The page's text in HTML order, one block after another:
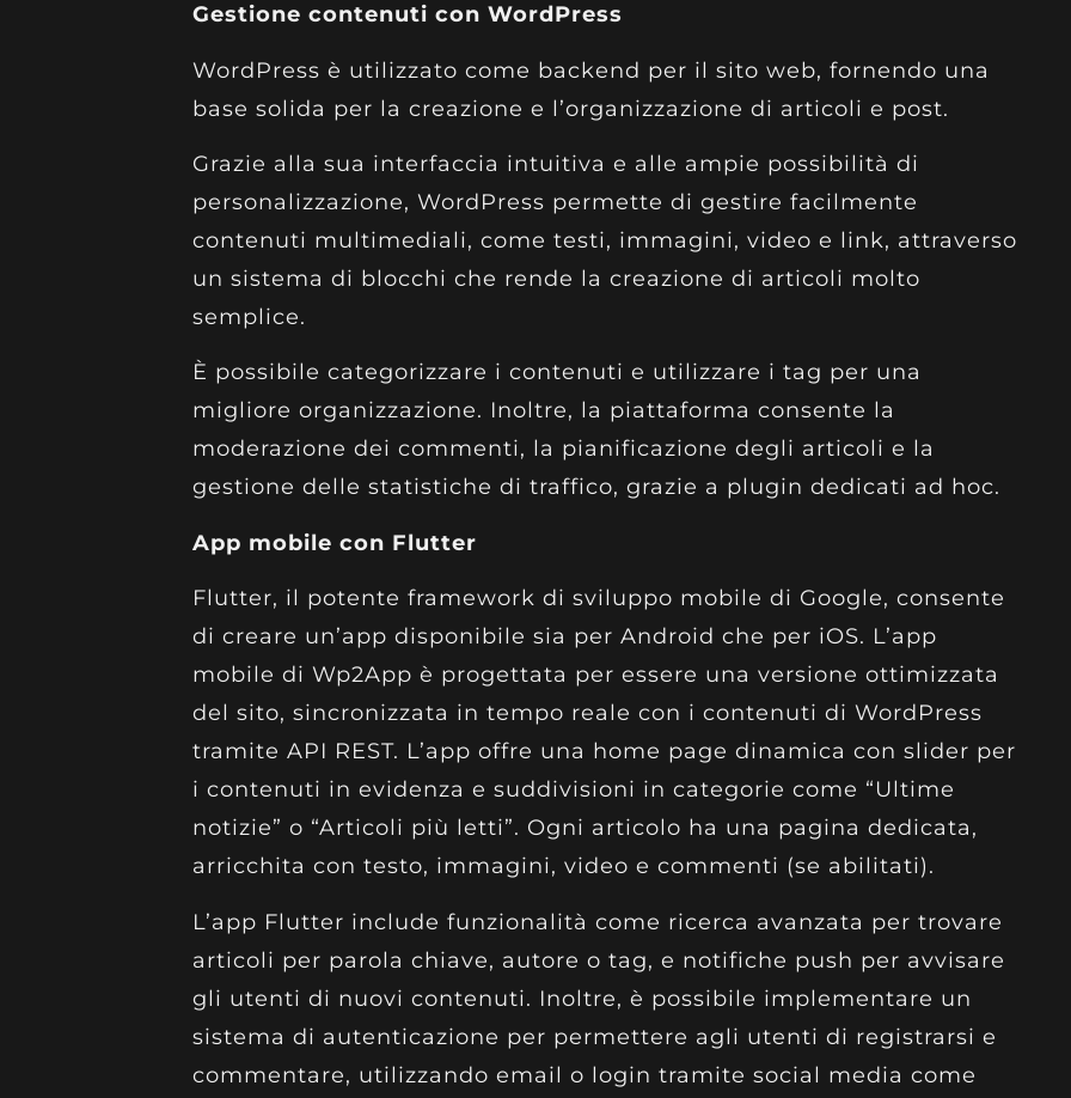
Gestione contenuti con WordPress
WordPress è utilizzato come backend per il sito web, fornendo una
base solida per la creazione e l’organizzazione di articoli e post.
Grazie alla sua interfaccia intuitiva e alle ampie possibilità di
personalizzazione, WordPress permette di gestire facilmente
contenuti multimediali, come testi, immagini, video e link, attraverso
un sistema di blocchi che rende la creazione di articoli molto
semplice.
È possibile categorizzare i contenuti e utilizzare i tag per una
migliore organizzazione. Inoltre, la piattaforma consente la
moderazione dei commenti, la pianificazione degli articoli e la
gestione delle statistiche di traffico, grazie a plugin dedicati ad hoc.
App mobile con Flutter
Flutter, il potente framework di sviluppo mobile di Google, consente
di creare un’app disponibile sia per Android che per iOS. L’app
mobile di Wp2App è progettata per essere una versione ottimizzata
del sito, sincronizzata in tempo reale con i contenuti di WordPress
tramite API REST. L’app offre una home page dinamica con slider per
i contenuti in evidenza e suddivisioni in categorie come “Ultime
notizie” o “Articoli più letti”. Ogni articolo ha una pagina dedicata,
arricchita con testo, immagini, video e commenti (se abilitati).
L’app Flutter include funzionalità come ricerca avanzata per trovare
articoli per parola chiave, autore o tag, e notifiche push per avvisare
gli utenti di nuovi contenuti. Inoltre, è possibile implementare un
sistema di autenticazione per permettere agli utenti di registrarsi e
commentare, utilizzando email o login tramite social media come